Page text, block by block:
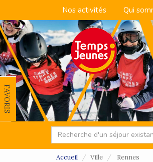
Nos activités Qui
FAVORIS
Accueil Ville Rennes